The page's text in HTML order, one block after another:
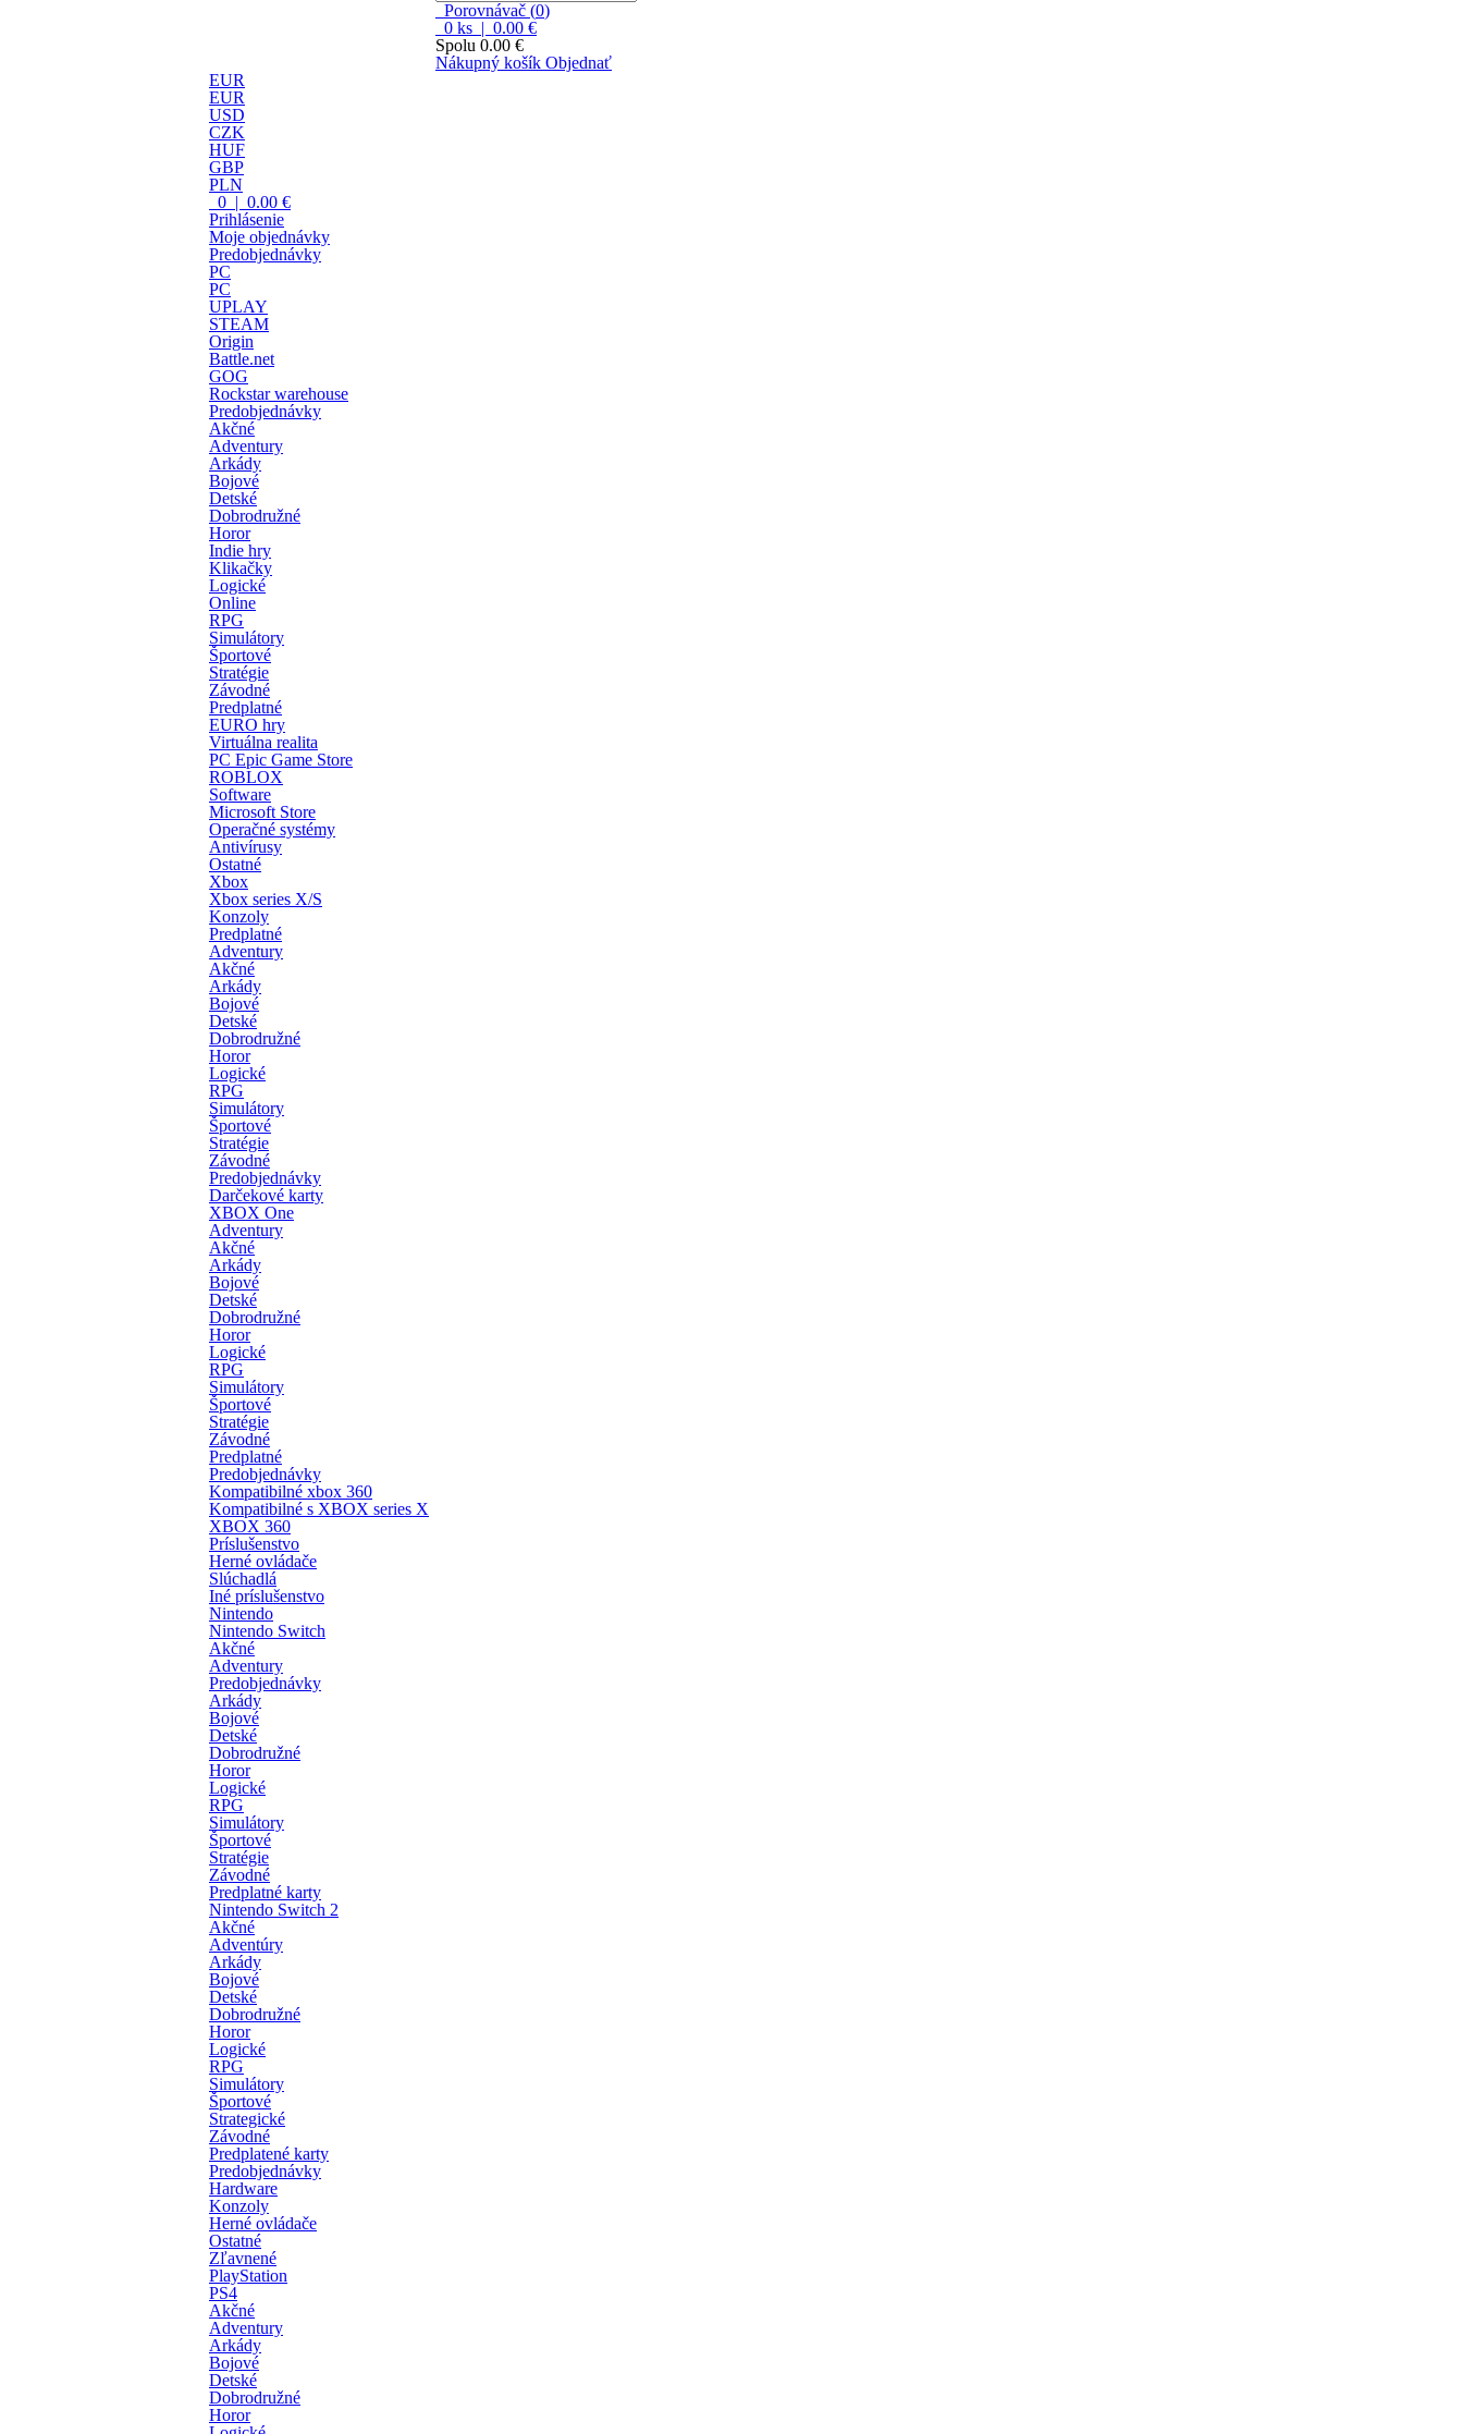
Porovnávač (0)
0 ks | 0.00 €
Spolu 0.00 €
Nákupný košík Objednať
EUR
EUR
USD
CZK
HUF
GBP
PLN
0 | 0.00 €
Prihlásenie
Moje objednávky
Predobjednávky
PC
PC
UPLAY
STEAM
Origin
Battle.net
GOG
Rockstar warehouse
Predobjednávky
Akčné
Adventury
Arkády
Bojové
Detské
Dobrodružné
Horor
Indie hry
Klikačky
Logické
Online
RPG
Simulátory
Športové
Stratégie
Závodné
Predplatné
EURO hry
Virtuálna realita
PC Epic Game Store
ROBLOX
Software
Microsoft Store
Operačné systémy
Antivírusy
Ostatné
Xbox
Xbox series X/S
Konzoly
Predplatné
Adventury
Akčné
Arkády
Bojové
Detské
Dobrodružné
Horor
Logické
RPG
Simulátory
Športové
Stratégie
Závodné
Predobjednávky
Darčekové karty
XBOX One
Adventury
Akčné
Arkády
Bojové
Detské
Dobrodružné
Horor
Logické
RPG
Simulátory
Športové
Stratégie
Závodné
Predplatné
Predobjednávky
Kompatibilné xbox 360
Kompatibilné s XBOX series X
XBOX 360
Príslušenstvo
Herné ovládače
Slúchadlá
Iné príslušenstvo
Nintendo
Nintendo Switch
Akčné
Adventury
Predobjednávky
Arkády
Bojové
Detské
Dobrodružné
Horor
Logické
RPG
Simulátory
Športové
Stratégie
Závodné
Predplatné karty
Nintendo Switch 2
Akčné
Adventúry
Arkády
Bojové
Detské
Dobrodružné
Horor
Logické
RPG
Simulátory
Športové
Strategické
Závodné
Predplatené karty
Predobjednávky
Hardware
Konzoly
Herné ovládače
Ostatné
Zľavnené
PlayStation
PS4
Akčné
Adventury
Arkády
Bojové
Detské
Dobrodružné
Horor